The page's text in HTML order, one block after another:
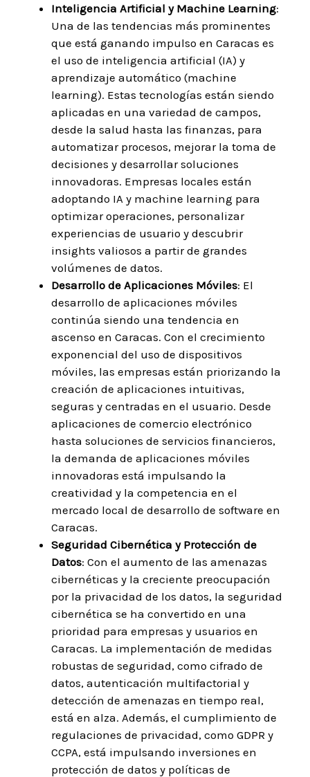
Inteligencia Artificial y Machine Learning:
Una de las tendencias más prominentes
que está ganando impulso en Caracas es
el uso de inteligencia artificial (IA) y
aprendizaje automático (machine
learning). Estas tecnologías están siendo
aplicadas en una variedad de campos,
desde la salud hasta las finanzas, para
automatizar procesos, mejorar la toma de
decisiones y desarrollar soluciones
innovadoras. Empresas locales están
adoptando IA y machine learning para
optimizar operaciones, personalizar
experiencias de usuario y descubrir
insights valiosos a partir de grandes
volúmenes de datos.
Desarrollo de Aplicaciones Móviles: El
desarrollo de aplicaciones móviles
continúa siendo una tendencia en
ascenso en Caracas. Con el crecimiento
exponencial del uso de dispositivos
móviles, las empresas están priorizando la
creación de aplicaciones intuitivas,
seguras y centradas en el usuario. Desde
aplicaciones de comercio electrónico
hasta soluciones de servicios financieros,
la demanda de aplicaciones móviles
innovadoras está impulsando la
creatividad y la competencia en el
mercado local de desarrollo de software en
Caracas.
Seguridad Cibernética y Protección de
Datos: Con el aumento de las amenazas
cibernéticas y la creciente preocupación
por la privacidad de los datos, la seguridad
cibernética se ha convertido en una
prioridad para empresas y usuarios en
Caracas. La implementación de medidas
robustas de seguridad, como cifrado de
datos, autenticación multifactorial y
detección de amenazas en tiempo real,
está en alza. Además, el cumplimiento de
regulaciones de privacidad, como GDPR y
CCPA, está impulsando inversiones en
protección de datos y políticas de